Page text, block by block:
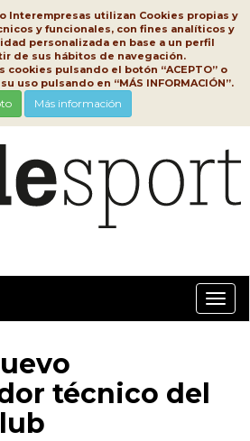
Interempresas utilizan Cookies propias y
y funcionales, con fines analíticos y
personalizada en base a un perfil
de sus hábitos de navegación.
cookies pulsando el botón “ACEPTO” o
uso pulsando en “MÁS INFORMACIÓN”.
Más información
técnico del